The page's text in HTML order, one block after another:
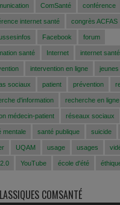
ComSanté conférence
internet santé congrès ACFAS
Facebook forum
santé Internet internet santé
intervention en ligne jeunes
sociaux patient prévention
d'information recherche en ligne
médecin-patient réseaux sociaux
mentale santé publique suicide
UQAM usage usages
YouTube école d'été
COMSANTÉ